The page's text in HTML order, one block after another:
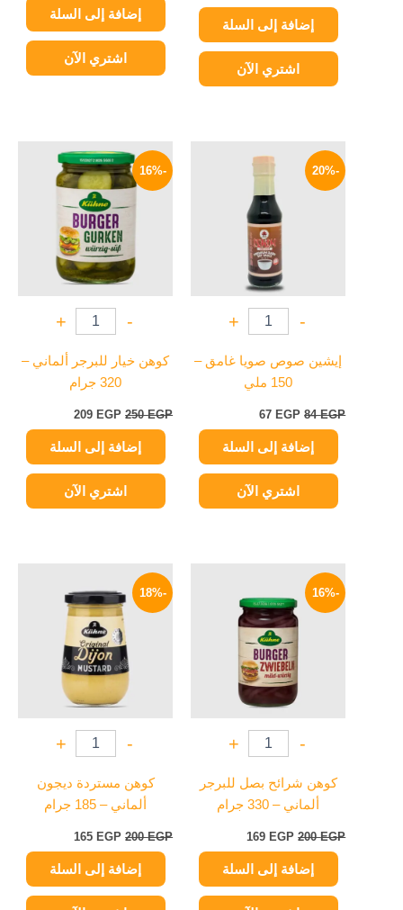
إضافة إلى السلة
اشتري الآن
إضافة إلى السلة
اشتري الآن
-20%
-
+
إيشين صوص صويا غامق –
150 ملي
84EGP
الأصلي
67 EGP
الحالي
هو:
67 EGP.
إضافة إلى السلة
اشتري الآن
-16%
-
+
كوهن خيار للبرجر ألماني –
320 جرام
250EGP
السعر
الأصلي
هو:
250 EGP.
209 EGP
السعر
الحالي
هو:
إضافة إلى السلة
اشتري الآن
-16%
-
+
كوهن شرائح بصل للبرجر
ألماني – 330 جرام
200EGP
هو:
200 EGP.
169 EGP
هو:
169 EGP.
إضافة إلى السلة
-18%
-
+
كوهن مستردة ديجون
ألماني – 185 جرام
200EGP
هو:
200 EGP.
165 EGP
هو:
165 EGP.
إضافة إلى السلة